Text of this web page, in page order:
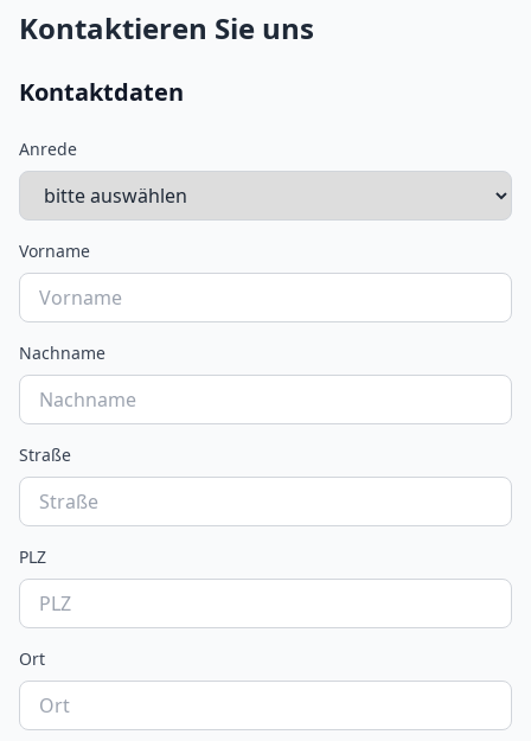
Kontaktieren Sie uns
Kontaktdaten
Anrede
Vorname
Nachname
Straße
PLZ
Ort